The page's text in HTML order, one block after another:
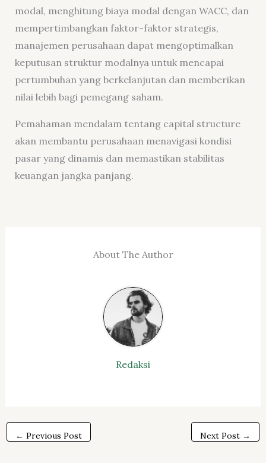
modal, menghitung biaya modal dengan WACC, dan
mempertimbangkan faktor-faktor strategis,
manajemen perusahaan dapat mengoptimalkan
keputusan struktur modalnya untuk mencapai
pertumbuhan yang berkelanjutan dan memberikan
nilai lebih bagi pemegang saham.
Pemahaman mendalam tentang capital structure
akan membantu perusahaan menavigasi kondisi
pasar yang dinamis dan memastikan stabilitas
keuangan jangka panjang.
About The Author
Redaksi
← Previous Post Next Post →